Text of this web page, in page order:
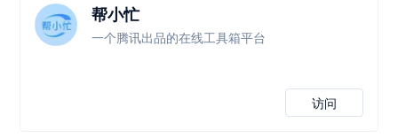
帮小忙
一个腾讯出品的在线工具箱平台
访问